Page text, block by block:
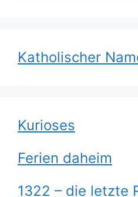
Katholischer
Kurioses
Ferien daheim
1322 – die letzte